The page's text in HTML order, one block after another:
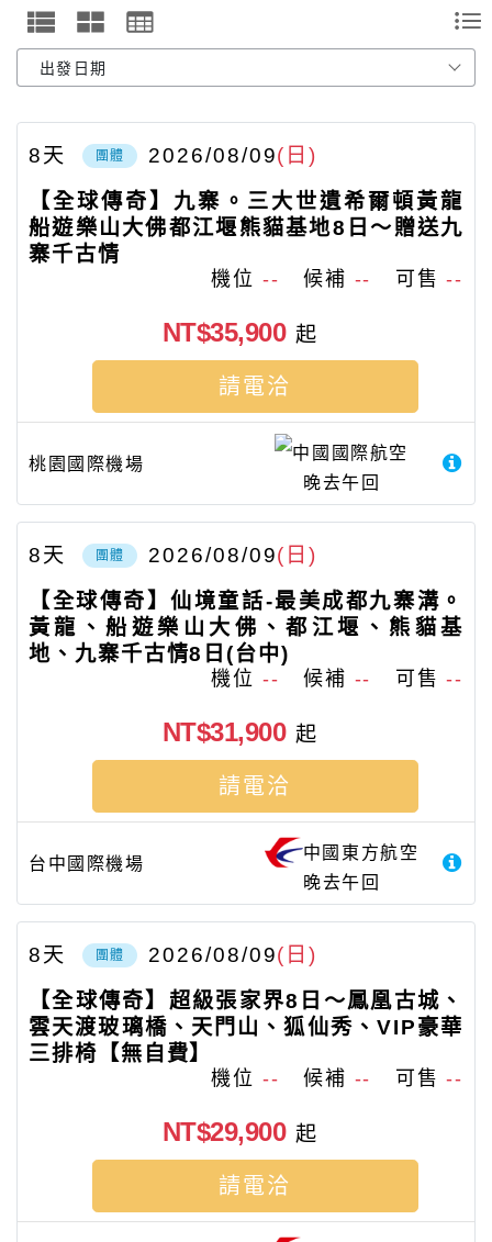
團體 2026/08/09(日)
8天
【全球傳奇】九寨。三大世遺希爾頓黃龍
船遊樂山大佛都江堰熊貓基地8日～贈送九
寨千古情
機位 -- 候補 -- 可售--
桃園國際機場
中國國際航空
晚去午回
NT$35,900 起
請電洽
團體 2026/08/09(日)
8天
【全球傳奇】仙境童話-最美成都九寨溝。
黃龍、船遊樂山大佛、都江堰、熊貓基
地、九寨千古情8日(台中)
機位 -- 候補 -- 可售--
台中國際機場
中國東方航空
晚去午回
NT$31,900 起
請電洽
團體 2026/08/09(日)
8天
【全球傳奇】超級張家界8日～鳳凰古城、
雲天渡玻璃橋、天門山、狐仙秀、VIP豪華
三排椅【無自費】
機位 -- 候補 -- 可售--
NT$29,900 起
請電洽